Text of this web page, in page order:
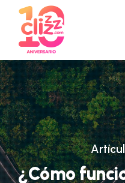
contenido
¿Cómo